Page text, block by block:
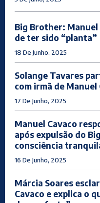
Big Brother:
de ter sido “planta”
18 De Junho, 2025
Solange Tavares
com irmã de Manuel
17 De Junho, 2025
Manuel Cavaco
após expulsão do
consciência
16 De Junho, 2025
Márcia Soares
Cavaco e explica o